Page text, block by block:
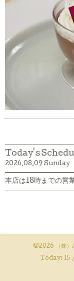
Today's
2026.08.09 Sunday
本店は18時までの営
©2026 （株
Today: 15